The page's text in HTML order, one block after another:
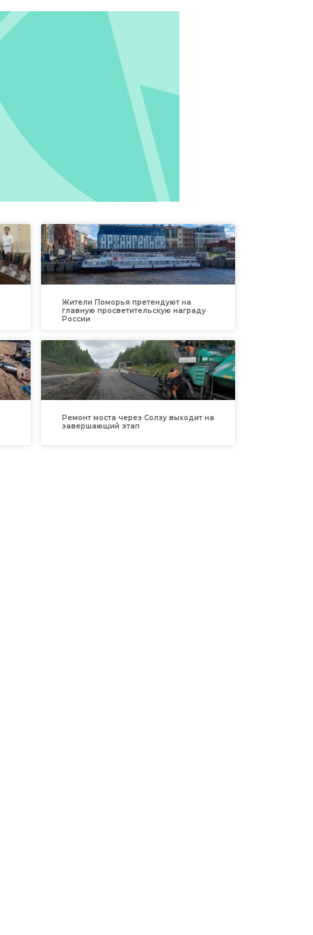
Жители Поморья претендуют на
главную просветительскую награду
России
Ремонт моста через Солзу выходит на
завершающий этап